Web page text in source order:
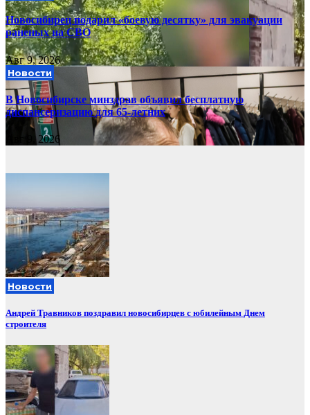
Новосибирец подарил «боевую десятку» для эвакуации
раненых на СВО
Авг 9, 2026
Новости
В Новосибирске минздрав объявил бесплатную
диспансеризацию для 65-летних
Авг 9, 2026
Новости
Андрей Травников поздравил новосибирцев с юбилейным Днем
строителя